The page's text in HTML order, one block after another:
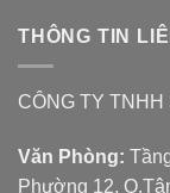
THÔNG TIN
CÔNG TY
Văn Phòng:
Phường 12,